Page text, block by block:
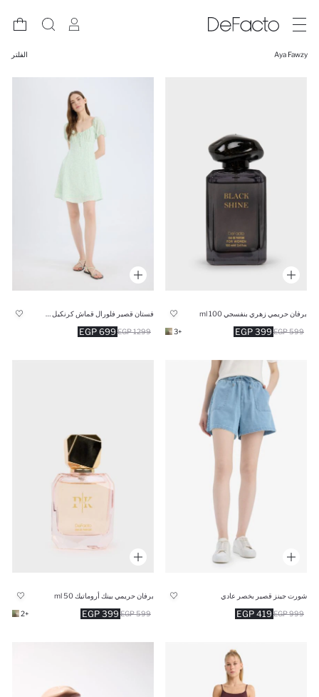
Aya Fawzy الفلتر
برفان حريمي زهري بنفسجي 100 ml
399 EGP 599 EGP
+3
699 EGP 1299 EGP
شورت جينز قصير بخصر عادي
419 EGP 999 EGP
برفان حريمي بينك أروماتيك 50 ml
399 EGP 599 EGP
+2